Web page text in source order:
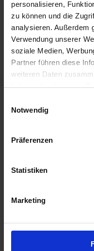
personalisieren,
zu können und die
analysieren. Außerdem
Verwendung unserer
soziale Medien,
Partner führen diese
weiteren Daten
haben oder die sie im
Notwendig
Präferenzen
Statistiken
Marketing
Errichte mit uns
Smart Citys
Eppendorf AG
Neueste Beiträge
unserer
Mehr Komfort und
Heimat modern
15. Mai 2026
Afterwork, das